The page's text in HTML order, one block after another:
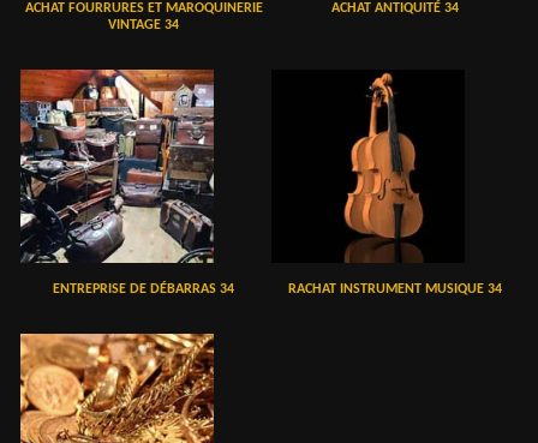
ACHAT FOURRURES ET MAROQUINERIE
VINTAGE 34
ACHAT ANTIQUITÉ 34
ENTREPRISE DE DÉBARRAS 34 RACHAT INSTRUMENT MUSIQUE 34